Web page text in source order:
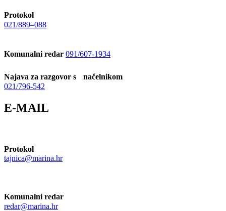
Protokol
021/889–088
Komunalni redar 091/607-1934
Najava za razgovor s načelnikom
021/796-542
E-MAIL
Protokol
tajnica@marina.hr
Komunalni redar
redar@marina.hr